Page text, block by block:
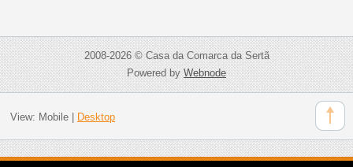
2008-2026 © Casa da Comarca da Sertã
Powered byWebnode
View: Mobile| Desktop